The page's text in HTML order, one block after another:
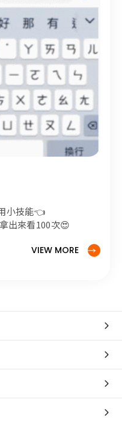
小技能👈
出來看100次😍
VIEW MORE